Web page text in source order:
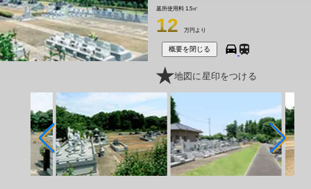
墓所使用料 1.5㎡
12 万円より
概要を閉じる
地図に星印をつける